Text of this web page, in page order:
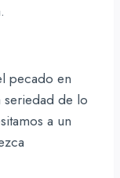
pecado en
seriedad de lo
a un